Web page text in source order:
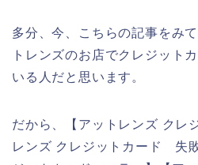
多分、今、こちらの記事をみ
トレンズのお店でクレジット
いる人だと思います。
だから、【アットレンズ クレ
レンズ クレジットカード 失